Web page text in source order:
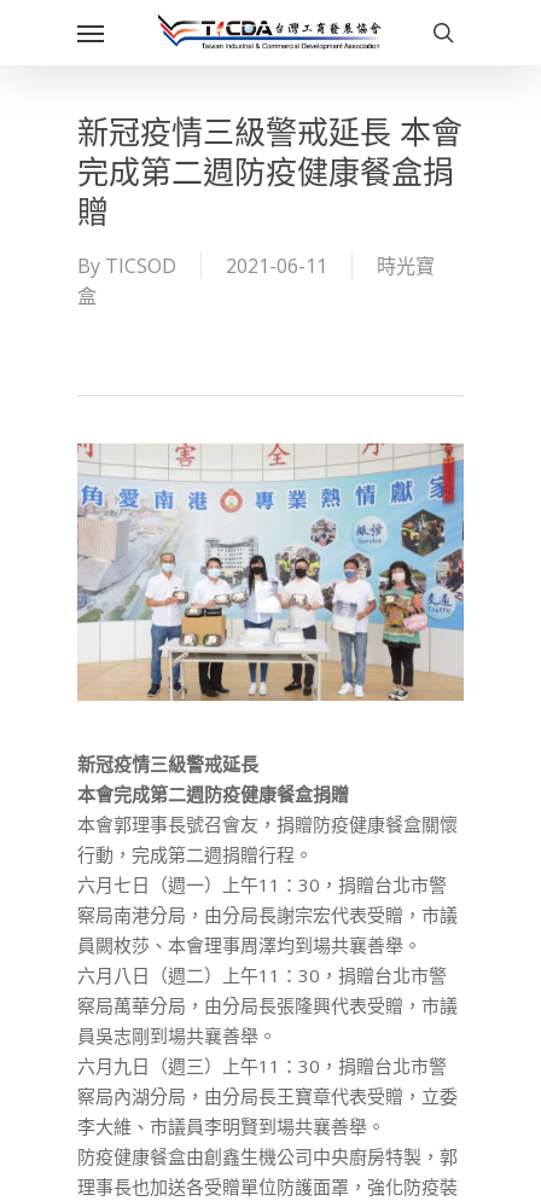
Menu
新冠疫情三級警戒延長 本會
完成第二週防疫健康餐盒捐
贈
By TICSOD 2021-06-11
時光寶
盒
新冠疫情三級警戒延長
本會完成第二週防疫健康餐盒捐贈
本會郭理事長號召會友，捐贈防疫健康餐盒關懷
行動，完成第二週捐贈行程。
六月七日（週一）上午11：30，捐贈台北市警
察局南港分局，由分局長謝宗宏代表受贈，市議
員闕枚莎、本會理事周澤均到場共襄善舉。
六月八日（週二）上午11：30，捐贈台北市警
察局萬華分局，由分局長張隆興代表受贈，市議
員吳志剛到場共襄善舉。
六月九日（週三）上午11：30，捐贈台北市警
察局內湖分局，由分局長王寶章代表受贈，立委
李大維、市議員李明賢到場共襄善舉。
防疫健康餐盒由創鑫生機公司中央廚房特製，郭
理事長也加送各受贈單位防護面罩，強化防疫裝